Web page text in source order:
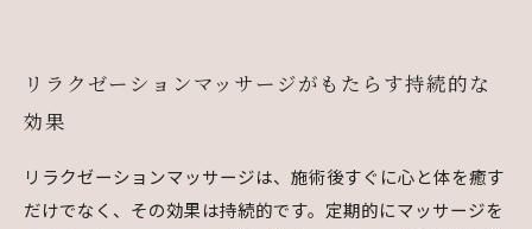
リラクゼーションマッサージがもたらす持続的な
効果
リラクゼーションマッサージは、施術後すぐに心と体を癒す
だけでなく、その効果は持続的です。定期的にマッサージを